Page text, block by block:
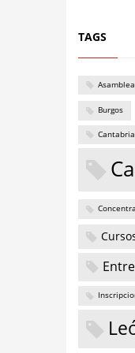
TAGS
Asamblea
Burgos
Cantabria